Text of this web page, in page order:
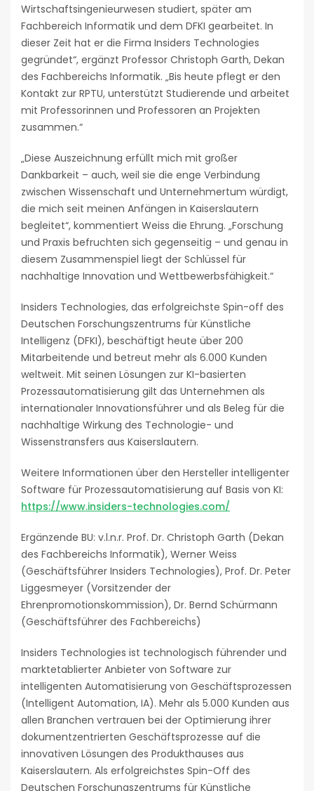
Wirtschaftsingenieurwesen studiert, später am
Fachbereich Informatik und dem DFKI gearbeitet. In
dieser Zeit hat er die Firma Insiders Technologies
gegründet“, ergänzt Professor Christoph Garth, Dekan
des Fachbereichs Informatik. „Bis heute pflegt er den
Kontakt zur RPTU, unterstützt Studierende und arbeitet
mit Professorinnen und Professoren an Projekten
zusammen.“
„Diese Auszeichnung erfüllt mich mit großer
Dankbarkeit – auch, weil sie die enge Verbindung
zwischen Wissenschaft und Unternehmertum würdigt,
die mich seit meinen Anfängen in Kaiserslautern
begleitet“, kommentiert Weiss die Ehrung. „Forschung
und Praxis befruchten sich gegenseitig – und genau in
diesem Zusammenspiel liegt der Schlüssel für
nachhaltige Innovation und Wettbewerbsfähigkeit.“
Insiders Technologies, das erfolgreichste Spin-off des
Deutschen Forschungszentrums für Künstliche
Intelligenz (DFKI), beschäftigt heute über 200
Mitarbeitende und betreut mehr als 6.000 Kunden
weltweit. Mit seinen Lösungen zur KI-basierten
Prozessautomatisierung gilt das Unternehmen als
internationaler Innovationsführer und als Beleg für die
nachhaltige Wirkung des Technologie- und
Wissenstransfers aus Kaiserslautern.
Weitere Informationen über den Hersteller intelligenter
Software für Prozessautomatisierung auf Basis von KI:
https://www.insiders-technologies.com/
Ergänzende BU: v.l.n.r. Prof. Dr. Christoph Garth (Dekan
des Fachbereichs Informatik), Werner Weiss
(Geschäftsführer Insiders Technologies), Prof. Dr. Peter
Liggesmeyer (Vorsitzender der
Ehrenpromotionskommission), Dr. Bernd Schürmann
(Geschäftsführer des Fachbereichs)
Insiders Technologies ist technologisch führender und
marktetablierter Anbieter von Software zur
intelligenten Automatisierung von Geschäftsprozessen
(Intelligent Automation, IA). Mehr als 5.000 Kunden aus
allen Branchen vertrauen bei der Optimierung ihrer
dokumentzentrierten Geschäftsprozesse auf die
innovativen Lösungen des Produkthauses aus
Kaiserslautern. Als erfolgreichstes Spin-Off des
Deutschen Forschungszentrums für Künstliche